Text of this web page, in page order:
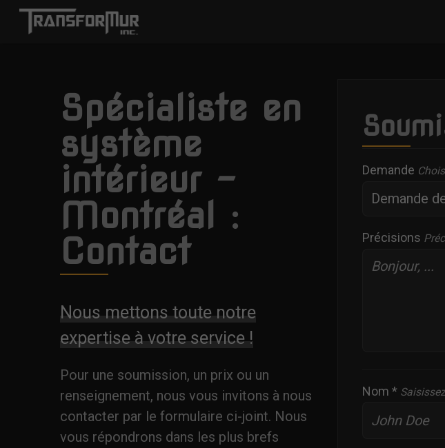
Spécialiste en
système
intérieur –
Montréal :
Contact
Nous mettons toute notre
expertise à votre service !
Pour une soumission, un prix ou un
renseignement, nous vous invitons à nous
contacter par le formulaire ci-joint. Nous
vous répondrons dans les plus brefs
Demande
Précisions
Nom *